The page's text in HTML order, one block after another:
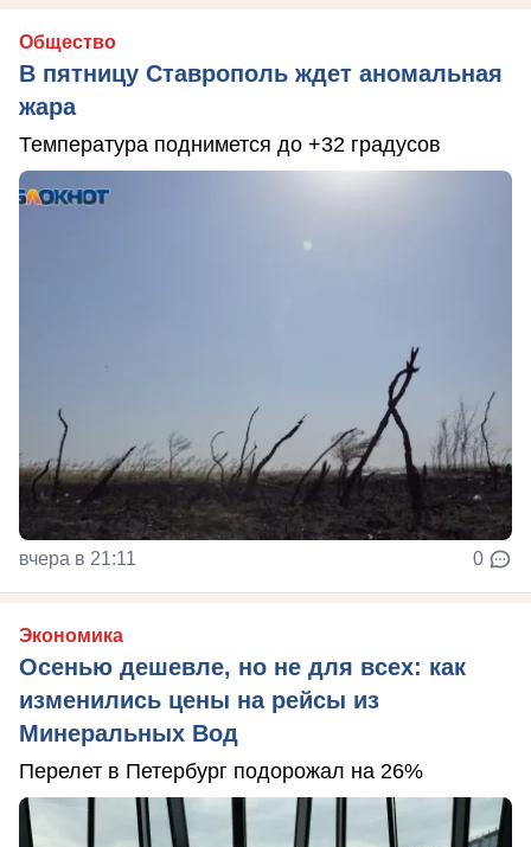
Общество
В пятницу Ставрополь ждет аномальная
жара
Температура поднимется до +32 градусов
вчера в 21:11 0
Экономика
Осенью дешевле, но не для всех: как
изменились цены на рейсы из
Минеральных Вод
Перелет в Петербург подорожал на 26%